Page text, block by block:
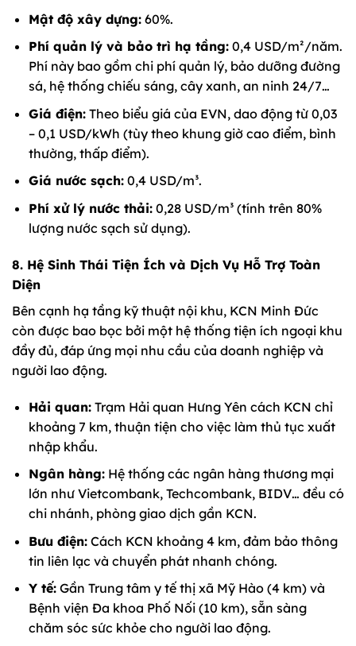
Mật độ xây dựng:60%.
Phí quản lý và bảo trì hạ tầng:0,4 USD/m²/năm.
Phí này bao gồm chi phí quản lý, bảo dưỡng đường
sá, hệ thống chiếu sáng, cây xanh, an ninh 24/7…
Giá điện:Theo biểu giá của EVN, dao động từ 0,03
– 0,1 USD/kWh (tùy theo khung giờ cao điểm, bình
thường, thấp điểm).
Giá nước sạch:0,4 USD/m³.
Phí xử lý nước thải:0,28 USD/m³ (tính trên 80%
lượng nước sạch sử dụng).
8. Hệ Sinh Thái Tiện Ích và Dịch Vụ Hỗ Trợ Toàn
Diện
Bên cạnh hạ tầng kỹ thuật nội khu, KCN Minh Đức
còn được bao bọc bởi một hệ thống tiện ích ngoại khu
đầy đủ, đáp ứng mọi nhu cầu của doanh nghiệp và
người lao động.
Hải quan:Trạm Hải quan Hưng Yên cách KCN chỉ
khoảng 7 km, thuận tiện cho việc làm thủ tục xuất
nhập khẩu.
Ngân hàng:Hệ thống các ngân hàng thương mại
lớn như Vietcombank, Techcombank, BIDV… đều có
chi nhánh, phòng giao dịch gần KCN.
Bưu điện:Cách KCN khoảng 4 km, đảm bảo thông
tin liên lạc và chuyển phát nhanh chóng.
Y tế:Gần Trung tâm y tế thị xã Mỹ Hào (4 km) và
Bệnh viện Đa khoa Phố Nối (10 km), sẵn sàng
chăm sóc sức khỏe cho người lao động.